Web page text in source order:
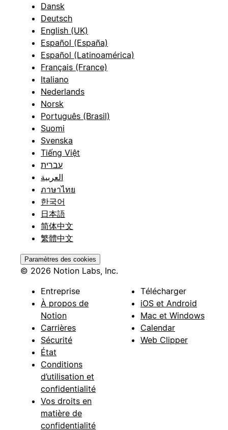
Dansk
Deutsch
English (UK)
Español (España)
Español (Latinoamérica)
Français (France)
Italiano
Nederlands
Norsk
Português (Brasil)
Suomi
Svenska
Tiếng Việt
עברית
العربية
ภาษาไทย
한국어
日本語
简体中文
繁體中文
Paramètres des cookies
© 2026 Notion Labs, Inc.
Entreprise
À propos de
Notion
Carrières
Sécurité
État
Conditions
d’utilisation et
confidentialité
Vos droits en
matière de
confidentialité
Télécharger
iOS et Android
Mac et Windows
Calendar
Web Clipper